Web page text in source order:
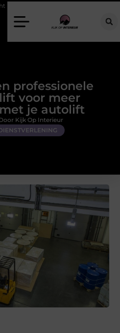
hanglamp kopen in Gelderland
professionele
voor meer
je autolift
Kijk Op Interieur